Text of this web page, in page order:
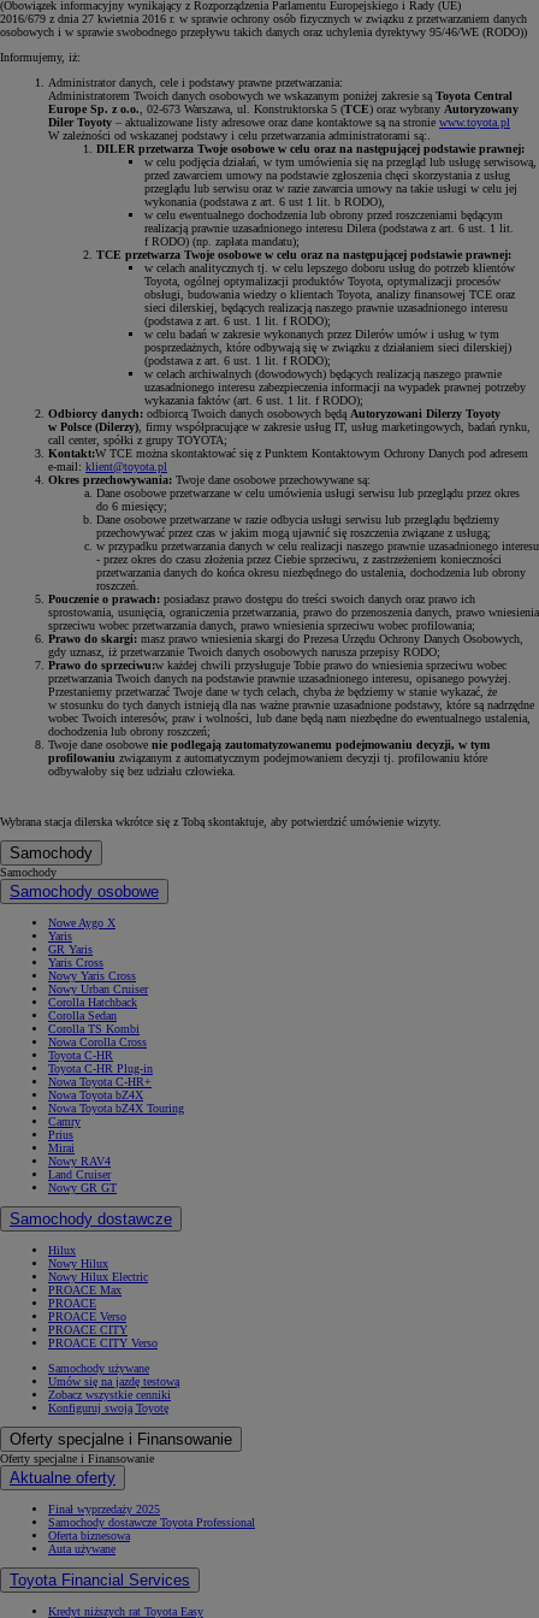
(Obowiązek informacyjny wynikający z Rozporządzenia Parlamentu Europejskiego i Rady (UE)
2016/679 z dnia 27 kwietnia 2016 r. w sprawie ochrony osób fizycznych w związku z przetwarzaniem danych
osobowych i w sprawie swobodnego przepływu takich danych oraz uchylenia dyrektywy 95/46/WE (RODO))
Informujemy, iż:
Administrator danych, cele i podstawy prawne przetwarzania:
Administratorem Twoich danych osobowych we wskazanym poniżej zakresie są Toyota Central
Europe Sp. z o.o. , 02-673 Warszawa, ul. Konstruktorska 5 (TCE) oraz wybrany Autoryzowany
Diler Toyoty – aktualizowane listy adresowe oraz dane kontaktowe są na stronie www.toyota.pl
W zależności od wskazanej podstawy i celu przetwarzania administratorami są:.
DILER przetwarza Twoje osobowe w celu oraz na następującej podstawie prawnej:
w celu podjęcia działań, w tym umówienia się na przegląd lub usługę serwisową,
przed zawarciem umowy na podstawie zgłoszenia chęci skorzystania z usług
przeglądu lub serwisu oraz w razie zawarcia umowy na takie usługi w celu jej
wykonania (podstawa z art. 6 ust 1 lit. b RODO),
w celu ewentualnego dochodzenia lub obrony przed roszczeniami będącym
realizacją prawnie uzasadnionego interesu Dilera (podstawa z art. 6 ust. 1 lit.
f RODO) (np. zapłata mandatu);
TCE przetwarza Twoje osobowe w celu oraz na następującej podstawie prawnej:
w celach analitycznych tj. w celu lepszego doboru usług do potrzeb klientów
Toyota, ogólnej optymalizacji produktów Toyota, optymalizacji procesów
obsługi, budowania wiedzy o klientach Toyota, analizy finansowej TCE oraz
sieci dilerskiej, będących realizacją naszego prawnie uzasadnionego interesu
(podstawa z art. 6 ust. 1 lit. f RODO);
w celu badań w zakresie wykonanych przez Dilerów umów i usług w tym
posprzedażnych, które odbywają się w związku z działaniem sieci dilerskiej)
(podstawa z art. 6 ust. 1 lit. f RODO);
w celach archiwalnych (dowodowych) będących realizacją naszego prawnie
uzasadnionego interesu zabezpieczenia informacji na wypadek prawnej potrzeby
wykazania faktów (art. 6 ust. 1 lit. f RODO);
Odbiorcy danych: odbiorcą Twoich danych osobowych będą Autoryzowani Dilerzy Toyoty
w Polsce (Dilerzy) , firmy współpracujące w zakresie usług IT, usług marketingowych, badań rynku,
call center, spółki z grupy TOYOTA;
Kontakt:W TCE można skontaktować się z Punktem Kontaktowym Ochrony Danych pod adresem
e-mail: klient@toyota.pl
Okres przechowywania: Twoje dane osobowe przechowywane są:
Dane osobowe przetwarzane w celu umówienia usługi serwisu lub przeglądu przez okres
do 6 miesięcy;
Dane osobowe przetwarzane w razie odbycia usługi serwisu lub przeglądu będziemy
przechowywać przez czas w jakim mogą ujawnić się roszczenia związane z usługą;
w przypadku przetwarzania danych w celu realizacji naszego prawnie uzasadnionego interesu
- przez okres do czasu złożenia przez Ciebie sprzeciwu, z zastrzeżeniem konieczności
przetwarzania danych do końca okresu niezbędnego do ustalenia, dochodzenia lub obrony
roszczeń.
Pouczenie o prawach: posiadasz prawo dostępu do treści swoich danych oraz prawo ich
sprostowania, usunięcia, ograniczenia przetwarzania, prawo do przenoszenia danych, prawo wniesienia
sprzeciwu wobec przetwarzania danych, prawo wniesienia sprzeciwu wobec profilowania;
Prawo do skargi: masz prawo wniesienia skargi do Prezesa Urzędu Ochrony Danych Osobowych,
gdy uznasz, iż przetwarzanie Twoich danych osobowych narusza przepisy RODO;
Prawo do sprzeciwu:w każdej chwili przysługuje Tobie prawo do wniesienia sprzeciwu wobec
przetwarzania Twoich danych na podstawie prawnie uzasadnionego interesu, opisanego powyżej.
Przestaniemy przetwarzać Twoje dane w tych celach, chyba że będziemy w stanie wykazać, że
w stosunku do tych danych istnieją dla nas ważne prawnie uzasadnione podstawy, które są nadrzędne
wobec Twoich interesów, praw i wolności, lub dane będą nam niezbędne do ewentualnego ustalenia,
dochodzenia lub obrony roszczeń;
Twoje dane osobowe nie podlegają zautomatyzowanemu podejmowaniu decyzji, w tym
profilowaniu związanym z automatycznym podejmowaniem decyzji tj. profilowaniu które
odbywałoby się bez udziału człowieka.
Wybrana stacja dilerska wkrótce się z Tobą skontaktuje, aby potwierdzić umówienie wizyty.
Samochody
Samochody
Samochody osobowe
Nowe Aygo X
Yaris
GR Yaris
Yaris Cross
Nowy Yaris Cross
Nowy Urban Cruiser
Corolla Hatchback
Corolla Sedan
Corolla TS Kombi
Nowa Corolla Cross
Toyota C-HR
Toyota C-HR Plug-in
Nowa Toyota C-HR+
Nowa Toyota bZ4X
Nowa Toyota bZ4X Touring
Camry
Prius
Mirai
Nowy RAV4
Land Cruiser
Nowy GR GT
Samochody dostawcze
Hilux
Nowy Hilux
Nowy Hilux Electric
PROACE Max
PROACE
PROACE Verso
PROACE CITY
PROACE CITY Verso
Samochody używane
Umów się na jazdę testową
Zobacz wszystkie cenniki
Konfiguruj swoją Toyotę
Oferty specjalne i Finansowanie
Oferty specjalne i Finansowanie
Aktualne oferty
Finał wyprzedaży 2025
Samochody dostawcze Toyota Professional
Oferta biznesowa
Auta używane
Toyota Financial Services
Kredyt niższych rat Toyota Easy